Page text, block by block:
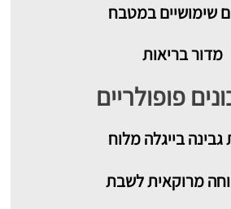
שימושיים במטבח
מדור בריאות
פופולריים
גבינה בייגלה מלוח
מרוקאית לשבת